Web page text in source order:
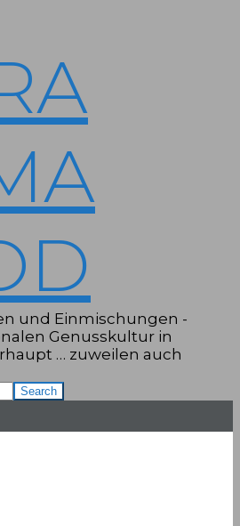
und Einmischungen -
Genusskultur in
… zuweilen auch